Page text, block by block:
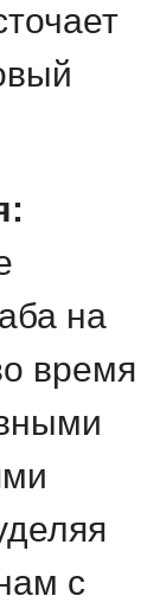
на
время
с